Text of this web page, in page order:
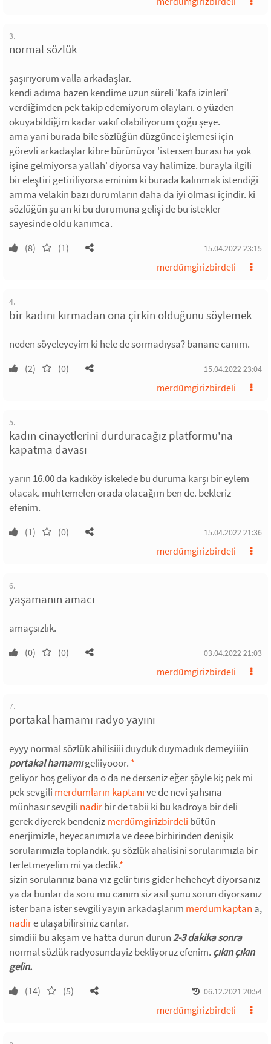
3.
normal sözlük
şaşırıyorum valla arkadaşlar.
kendi adıma bazen kendime uzun süreli 'kafa izinleri'
verdiğimden pek takip edemiyorum olayları. o yüzden
okuyabildiğim kadar vakıf olabiliyorum çoğu şeye.
ama yani burada bile sözlüğün düzgünce işlemesi için
görevli arkadaşlar kibre bürünüyor 'istersen burası ha yok
işine gelmiyorsa yallah' diyorsa vay halimize. burayla ilgili
bir eleştiri getiriliyorsa eminim ki burada kalınmak istendiği
amma velakin bazı durumların daha da iyi olması içindir. ki
sözlüğün şu an ki bu durumuna gelişi de bu istekler
sayesinde oldu kanımca.
(8) (1) 15.04.2022 23:15
merdümgirizbirdeli
4.
bir kadını kırmadan ona çirkin olduğunu söylemek
neden söyeleyeyim ki hele de sormadıysa? banane canım.
(2) (0) 15.04.2022 23:04
merdümgirizbirdeli
5.
kadın cinayetlerini durduracağız platformu'na
kapatma davası
yarın 16.00 da kadıköy iskelede bu duruma karşı bir eylem
olacak. muhtemelen orada olacağım ben de. bekleriz
efenim.
(1) (0) 15.04.2022 21:36
merdümgirizbirdeli
6.
yaşamanın amacı
amaçsızlık.
(0) (0) 03.04.2022 21:03
merdümgirizbirdeli
7.
portakal hamamı radyo yayını
eyyy normal sözlük ahilisiiii duyduk duymadıık demeyiiiin
portakal hamamıgeliiyooor. *
geliyor hoş geliyor da o da ne derseniz eğer şöyle ki; pek mi
pek sevgili merdumların kaptanıve de nevi şahsına
münhasır sevgili nadirbir de tabii ki bu kadroya bir deli
gerek diyerek bendenizmerdümgirizbirdeli bütün
enerjimizle, heyecanımızla ve deee birbirinden denişik
sorularımızla toplandık. şu sözlük ahalisini sorularımızla bir
terletmeyelim mi ya dedik.*
sizin sorularınız bana vız gelir tırıs gider heheheyt diyorsanız
ya da bunlar da soru mu canım siz asıl şunu sorun diyorsanız
ister bana ister sevgili yayın arkadaşlarım merdumkaptan a,
nadire ulaşabilirsiniz canlar.
simdiii bu akşam ve hatta durun durun2-3 dakika sonra
normal sözlük radyosundayiz bekliyoruz efenim. çıkın çıkın
gelin.
(14) (5) 06.12.2021 20:54
merdümgirizbirdeli